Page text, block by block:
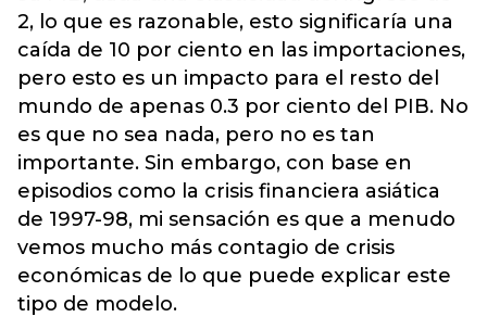
2, lo que es razonable, esto significaría una
caída de 10 por ciento en las importaciones,
pero esto es un impacto para el resto del
mundo de apenas 0.3 por ciento del PIB. No
es que no sea nada, pero no es tan
importante. Sin embargo, con base en
episodios como la crisis financiera asiática
de 1997-98, mi sensación es que a menudo
vemos mucho más contagio de crisis
económicas de lo que puede explicar este
tipo de modelo.